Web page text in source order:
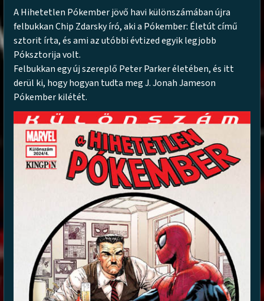
A Hihetetlen Pókember jövő havi különszámában újra
felbukkan Chip Zdarsky író, aki a Pókember: Életút című
sztorit írta, és ami az utóbbi évtized egyik legjobb
Póksztorija volt.
Felbukkan egy új szereplő Peter Parker életében, és itt
derül ki, hogy hogyan tudta meg J. Jonah Jameson
Pókember kilétét.